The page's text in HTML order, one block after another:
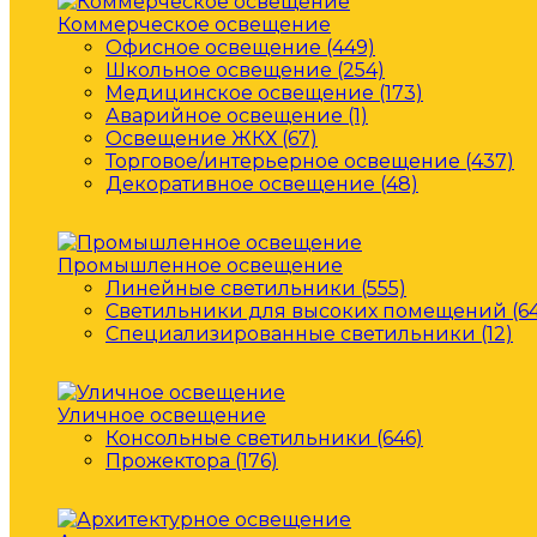
Коммерческое освещение
Офисное освещение (449)
Школьное освещение (254)
Медицинское освещение (173)
Аварийное освещение (1)
Освещение ЖКХ (67)
Торговое/интерьерное освещение (437)
Декоративное освещение (48)
Промышленное освещение
Линейные светильники (555)
Светильники для высоких помещений
Специализированные светильники (12)
Уличное освещение
Консольные светильники (646)
Прожектора (176)